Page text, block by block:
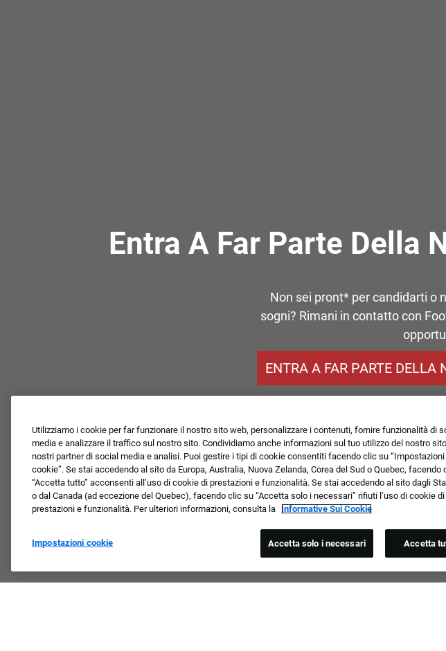
Entra A Far Parte Della
Non sei pront* per candidarti o
sogni? Rimani in contatto con
ENTRA A FAR PARTE
Utilizziamo i cookie per far funzionare il nostro sito web, personalizzare i contenuti, fornire funzionalità di
media e analizzare il traffico sul nostro sito. Condividiamo anche informazioni sul tuo utilizzo del nostro
nostri partner di social media e analisi. Puoi gestire i tipi di cookie consentiti facendo clic su “Impostazioni
cookie”. Se stai accedendo al sito da Europa, Australia, Nuova Zelanda, Corea del Sud o Quebec, facendo
“Accetta tutto” acconsenti all’uso di cookie di prestazioni e funzionalità. Se stai accedendo al sito dagli
o dal Canada (ad eccezione del Quebec), facendo clic su “Accetta solo i necessari” rifiuti l’uso di cookie di
prestazioni e funzionalità. Per ulteriori informazioni, consulta la
Informative Sui Cookie
Impostazioni cookie Accetta solo i necessari Accetta